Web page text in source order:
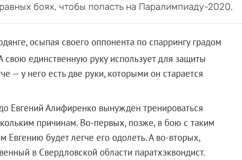
боях, чтобы попасть на Паралимпиаду-2020.
осыпая своего оппонента по спаррингу градом
свою единственную руку использует для защиты
— у него есть две руки, которыми он старается
Евгений Алифиренко вынужден тренироваться
причинам. Во-первых, позже, в бою с таким
Евгению будет легче его одолеть. А во-вторых,
в Свердловской области паратхэквондист.